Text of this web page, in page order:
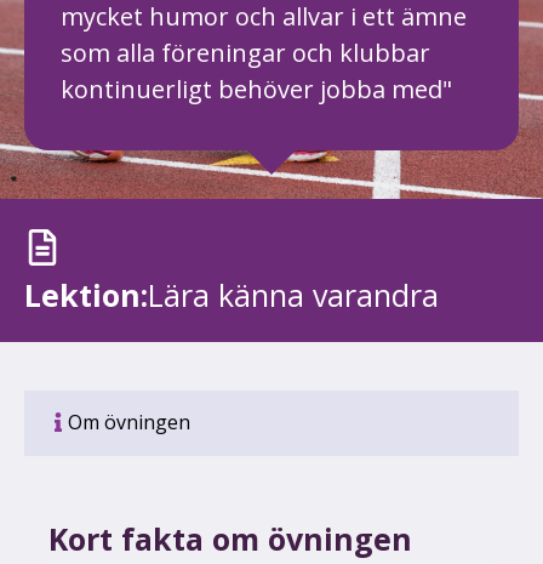
mycket humor och allvar i ett ämne
som alla föreningar och klubbar
kontinuerligt behöver jobba med"
Lektion:Lära känna varandra
Om övningen
Kort fakta om övningen